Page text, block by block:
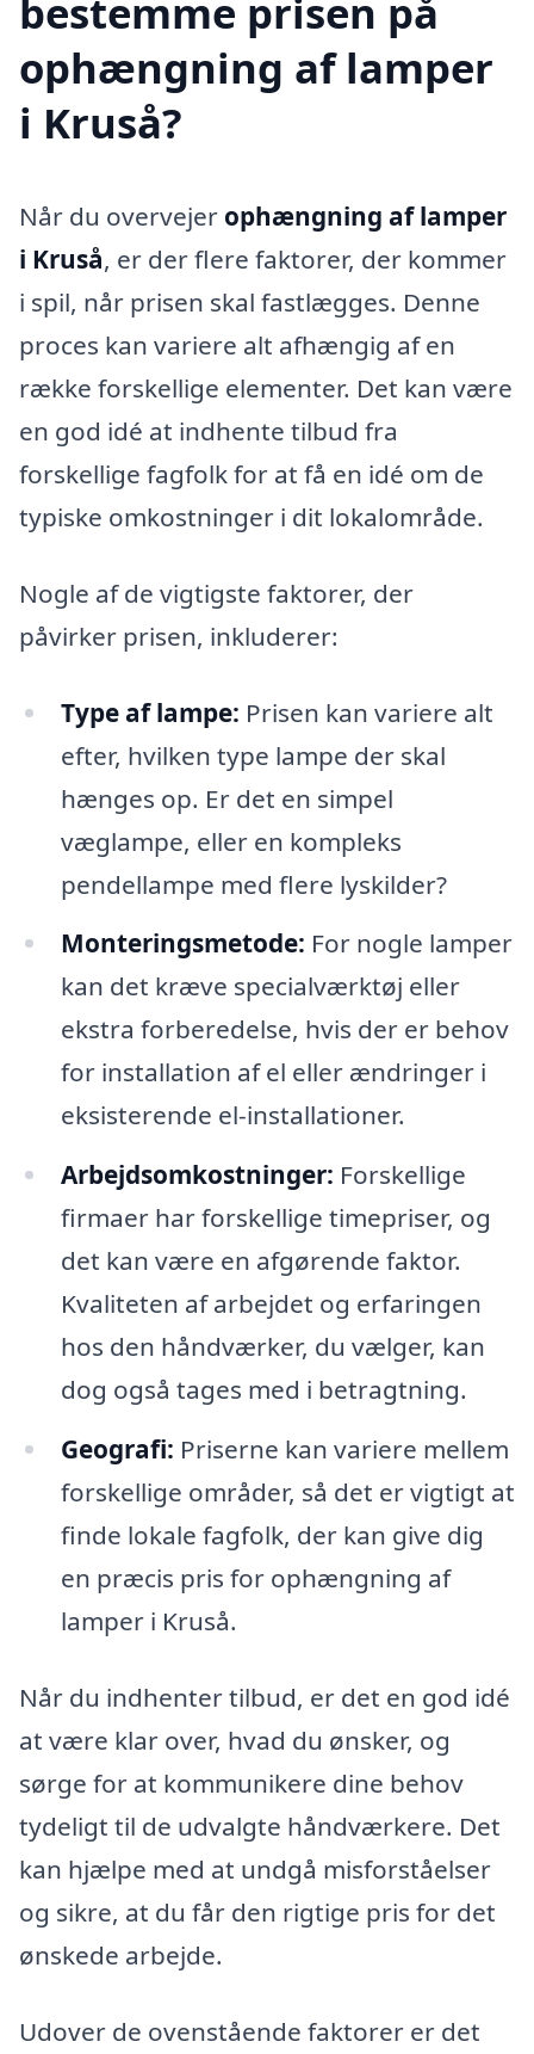
bestemme prisen på
ophængning af lamper
i Kruså?
Når du overvejer ophængning af lamper
i Kruså, er der flere faktorer, der kommer
i spil, når prisen skal fastlægges. Denne
proces kan variere alt afhængig af en
række forskellige elementer. Det kan være
en god idé at indhente tilbud fra
forskellige fagfolk for at få en idé om de
typiske omkostninger i dit lokalområde.
Nogle af de vigtigste faktorer, der
påvirker prisen, inkluderer:
Type af lampe: Prisen kan variere alt
efter, hvilken type lampe der skal
hænges op. Er det en simpel
væglampe, eller en kompleks
pendellampe med flere lyskilder?
Monteringsmetode: For nogle lamper
kan det kræve specialværktøj eller
ekstra forberedelse, hvis der er behov
for installation af el eller ændringer i
eksisterende el-installationer.
Arbejdsomkostninger: Forskellige
firmaer har forskellige timepriser, og
det kan være en afgørende faktor.
Kvaliteten af arbejdet og erfaringen
hos den håndværker, du vælger, kan
dog også tages med i betragtning.
Geografi: Priserne kan variere mellem
forskellige områder, så det er vigtigt at
finde lokale fagfolk, der kan give dig
en præcis pris for ophængning af
lamper i Kruså.
Når du indhenter tilbud, er det en god idé
at være klar over, hvad du ønsker, og
sørge for at kommunikere dine behov
tydeligt til de udvalgte håndværkere. Det
kan hjælpe med at undgå misforståelser
og sikre, at du får den rigtige pris for det
ønskede arbejde.
Udover de ovenstående faktorer er det